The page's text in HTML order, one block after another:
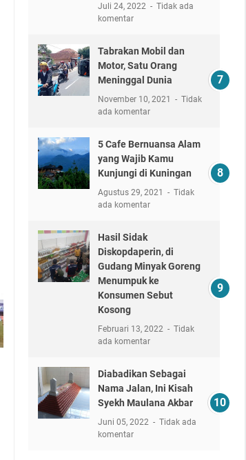
Juli 24, 2022
Tidak ada
komentar
Tabrakan Mobil dan
Motor, Satu Orang
Meninggal Dunia
November 10, 2021
Tidak
ada komentar
5 Cafe Bernuansa Alam
yang Wajib Kamu
Kunjungi di Kuningan
Agustus 29, 2021
Tidak
ada komentar
Hasil Sidak
Diskopdaperin, di
Gudang Minyak Goreng
Menumpuk ke
Konsumen Sebut
Kosong
Februari 13, 2022
Tidak
ada komentar
Diabadikan Sebagai
Nama Jalan, Ini Kisah
Syekh Maulana Akbar
Juni 05, 2022
Tidak ada
komentar